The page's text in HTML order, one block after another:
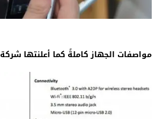
مواصفات الجهاز كاملةً كما أعلنتها شركة HTC